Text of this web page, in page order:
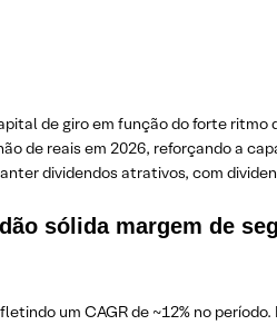
de giro em função do forte ritmo
de reais em 2026, reforçando a
dividendos atrativos, com
sólida margem de
um CAGR de ~12% no